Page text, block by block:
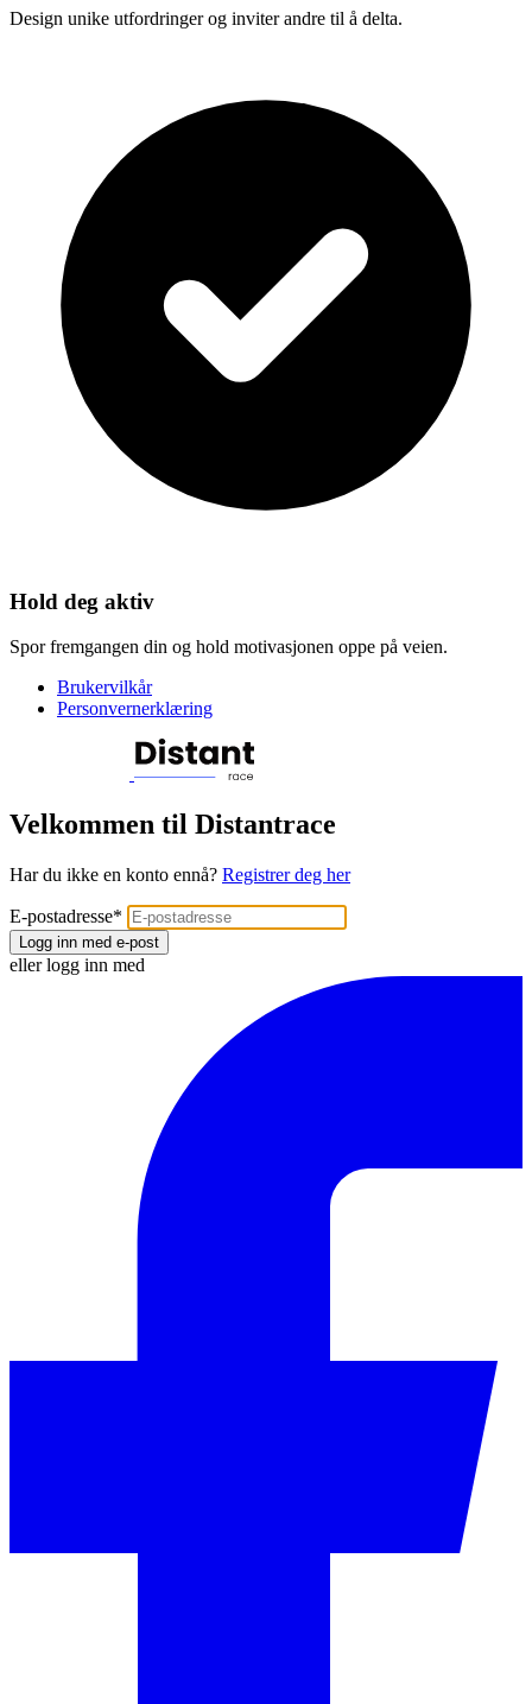
Design unike utfordringer og inviter andre til å delta.
Hold deg aktiv
Spor fremgangen din og hold motivasjonen oppe på veien.
Brukervilkår
Personvernerklæring
Velkommen til Distantrace
Har du ikke en konto ennå? Registrer deg her
E-postadresse*
Logg inn med e-post
eller logg inn med